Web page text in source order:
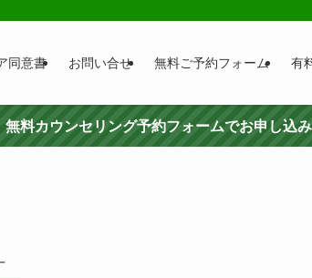
同意書 お問い合せ 無料ご予約フォーム 有
料カウンセリング予約フォームでお申し込み